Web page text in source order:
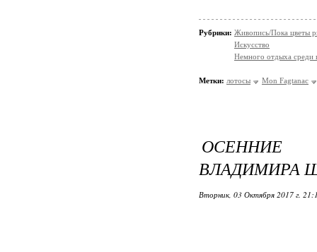
Рубрики: Живопись/Пока цветы
Искусство
Немного отдыха среди
Метки: лотосы Mon Fagtanac
ВЛАДИМИРА
Вторник, 03 Октября 2017 г.